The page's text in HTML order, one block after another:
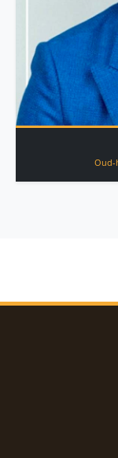
Oud-